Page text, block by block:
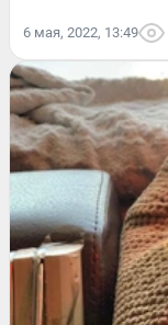
6 мая, 2022, 13:49